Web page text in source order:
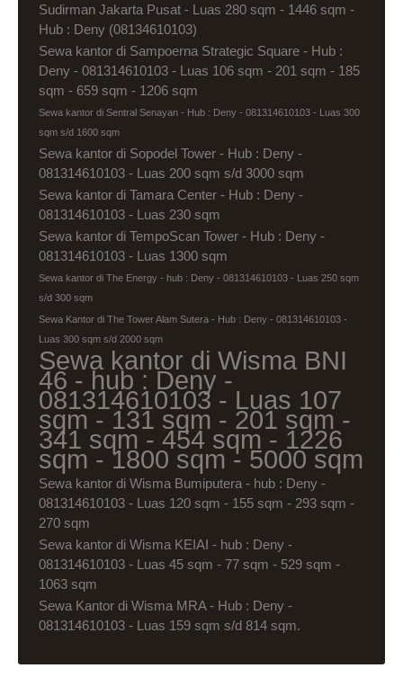
Sudirman Jakarta Pusat - Luas 280 sqm - 1446 sqm -
Hub : Deny (08134610103)
Sewa kantor di Sampoerna Strategic Square - Hub :
Deny - 081314610103 - Luas 106 sqm - 201 sqm - 185
sqm - 659 sqm - 1206 sqm
Sewa kantor di Sentral Senayan - Hub : Deny - 081314610103 - Luas 300
sqm s/d 1600 sqm
Sewa kantor di Sopodel Tower - Hub : Deny -
081314610103 - Luas 200 sqm s/d 3000 sqm
Sewa kantor di Tamara Center - Hub : Deny -
081314610103 - Luas 230 sqm
Sewa kantor di TempoScan Tower - Hub : Deny -
081314610103 - Luas 1300 sqm
Sewa kantor di The Energy - hub : Deny - 081314610103 - Luas 250 sqm
s/d 300 sqm
Sewa Kantor di The Tower Alam Sutera - Hub : Deny - 081314610103 -
Luas 300 sqm s/d 2000 sqm
Sewa kantor di Wisma BNI
46 - hub : Deny -
081314610103 - Luas 107
sqm - 131 sqm - 201 sqm -
341 sqm - 454 sqm - 1226
sqm - 1800 sqm - 5000 sqm
Sewa kantor di Wisma Bumiputera - hub : Deny -
081314610103 - Luas 120 sqm - 155 sqm - 293 sqm -
270 sqm
Sewa kantor di Wisma KEIAI - hub : Deny -
081314610103 - Luas 45 sqm - 77 sqm - 529 sqm -
1063 sqm
Sewa Kantor di Wisma MRA - Hub : Deny -
081314610103 - Luas 159 sqm s/d 814 sqm.